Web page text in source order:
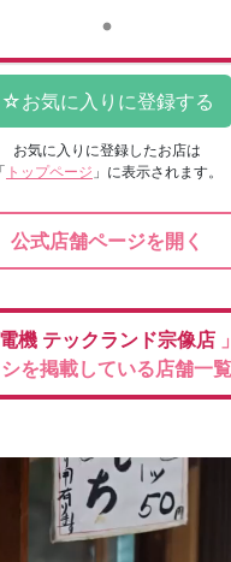
お気に入りに登録したお店は
「 トップページ 」に表示されます。
公式店舗ページを開く
機 テックランド宗像店
を掲載している店舗一